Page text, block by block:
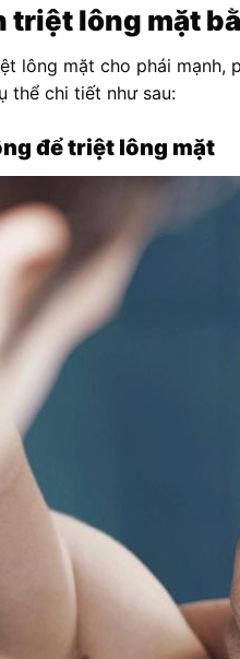
triệt lông mặt
lông mặt cho phái
thể chi tiết như sau:
để triệt lông mặt